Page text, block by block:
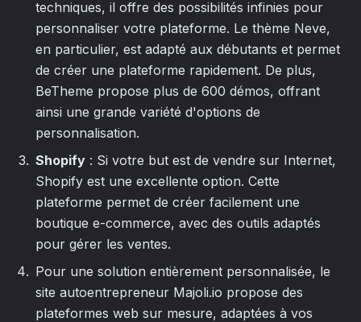
techniques, il offre des possibilités infinies pour
personnaliser votre plateforme. Le thème Neve,
en particulier, est adapté aux débutants et permet
de créer une plateforme rapidement. De plus,
BeTheme propose plus de 600 démos, offrant
ainsi une grande variété d'options de
personnalisation.
Shopify : Si votre but est de vendre sur Internet,
Shopify est une excellente option. Cette
plateforme permet de créer facilement une
boutique e-commerce, avec des outils adaptés
pour gérer les ventes.
Pour une solution entièrement personnalisée, le
site autoentrepreneur Majoli.io propose des
plateformes web sur mesure, adaptées à vos